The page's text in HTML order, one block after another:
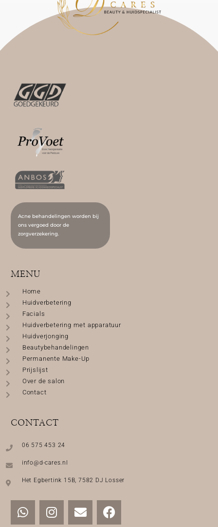
Acne behandelingen worden bij
ons vergoed door de
zorgverzekering.
MENU
Home
Huidverbetering
Facials
Huidverbetering met apparatuur
Huidverjonging
Beautybehandelingen
Permanente Make-Up
Prijslijst
Over de salon
Contact
CONTACT
06 575 453 24
info@d-cares.nl
Het Egbertink 15B, 7582 DJ Losser